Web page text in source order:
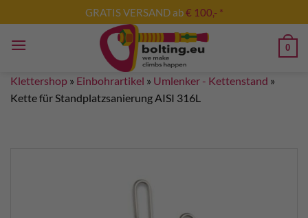
Inhalt
springen
GRATIS VERSAND ab€ 100,- *
0
Klettershop » Einbohrartikel » Umlenker - Kettenstand »
Kette für Standplatzsanierung AISI 316L